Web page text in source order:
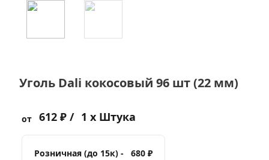
Уголь Dali кокосовый 96 шт (22 мм)
от 612 ₽ / 1 x Штука
Розничная (до 15к) -
680 ₽